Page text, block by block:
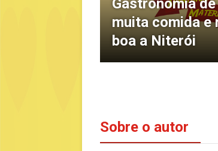
Gastronomia
muita comida e
boa a Niterói
Sobre o autor